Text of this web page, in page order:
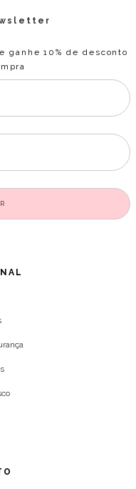
10% de desconto